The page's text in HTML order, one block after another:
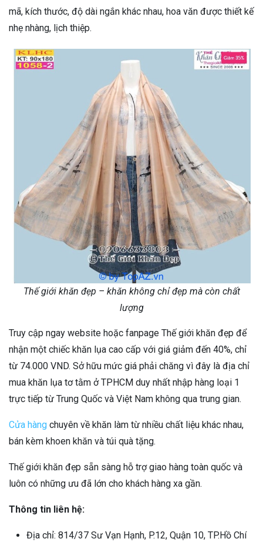
mã, kích thước, độ dài ngắn khác nhau, hoa văn được thiết kế
nhẹ nhàng, lịch thiệp.
Thế giới khăn đẹp – khăn không chỉ đẹp mà còn chất
lượng
Truy cập ngay website hoặc fanpage Thế giới khăn đẹp để
nhận một chiếc khăn lụa cao cấp với giá giảm đến 40%, chỉ
từ 74.000 VND. Sở hữu mức giá phải chăng vì đây là địa chỉ
mua khăn lụa tơ tằm ở TPHCM duy nhất nhập hàng loại 1
trực tiếp từ Trung Quốc và Việt Nam không qua trung gian.
Cửa hàng chuyên về khăn làm từ nhiều chất liệu khác nhau,
bán kèm khoen khăn và túi quà tặng.
Thế giới khăn đẹp sẵn sàng hỗ trợ giao hàng toàn quốc và
luôn có những ưu đã lớn cho khách hàng xa gần.
Thông tin liên hệ:
Địa chỉ: 814/37 Sư Vạn Hạnh, P.12, Quận 10, TP.Hồ Chí